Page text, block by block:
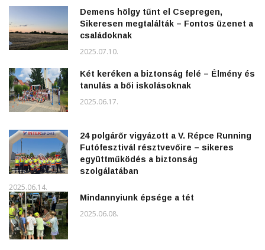
Demens hölgy tűnt el Csepregen,
Sikeresen megtalálták – Fontos üzenet a
családoknak
2025.07.10.
Két keréken a biztonság felé – Élmény és
tanulás a bői iskolásoknak
2025.06.17.
24 polgárőr vigyázott a V. Répce Running
Futófesztivál résztvevőire – sikeres
együttműködés a biztonság
szolgálatában
2025.06.14.
Mindannyiunk épsége a tét
2025.06.08.